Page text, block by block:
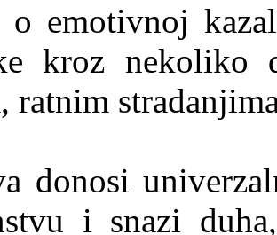
o emotivnoj
kroz nekoliko
ratnim
donosi
i snazi